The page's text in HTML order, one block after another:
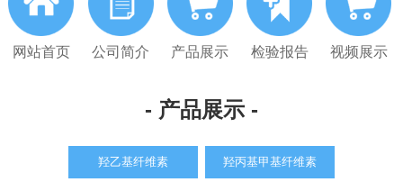
网站首页 公司简介 产品展示 检验报告 视频展示
- 产品展示 -
羟乙基纤维素 羟丙基甲基纤维素